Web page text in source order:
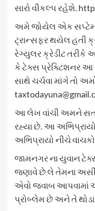
સારો વીકલ્પ રહેશે.
અમે જોયેલ એક
ટ્રાન્સફર થયેલ હતી
રેગ્યુલર ક્રેડીટ તરીકે
કે ટેક્સ પ્રેક્ટિશનર આ
સાથે ચર્ચવા માંગે તો
આ લેખ વાંચી અમને
રહ્યા છે. આ
અભિપ્રાયો નીચે
જામનગર ના યુવાન
જણાવે છે લે તેમના અસીલ
એવો જવાબ આપવામાં
પ્રોબ્લેમ છે અને તે